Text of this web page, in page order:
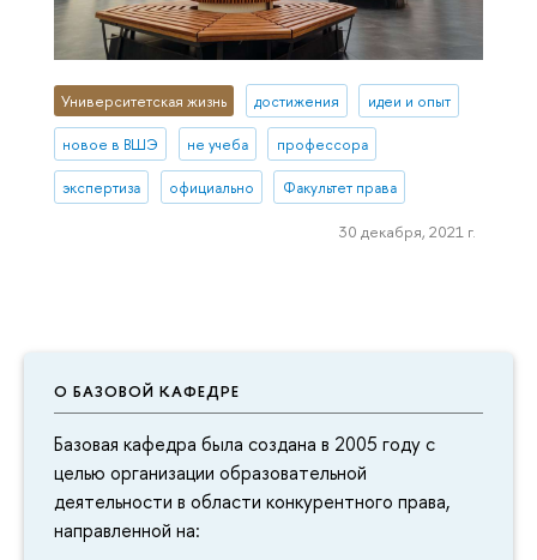
О БАЗОВОЙ КАФЕДРЕ
Базовая кафедра была создана в 2005 году с
целью организации образовательной
деятельности в области конкурентного права,
направленной на:
Университетская жизнь достижения идеи и опыт
новое в ВШЭ не учеба профессора
экспертиза официально Факультет права
30 декабря, 2021 г.